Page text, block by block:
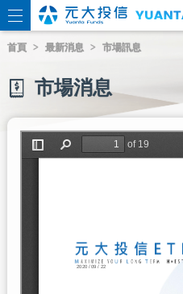
首頁 最新消息 市場訊息
市場消息